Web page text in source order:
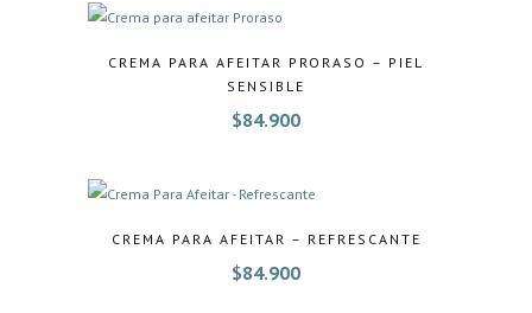
CREMA PARA AFEITAR PRORASO – PIEL
SENSIBLE
$84.900
CREMA PARA AFEITAR – REFRESCANTE
$84.900